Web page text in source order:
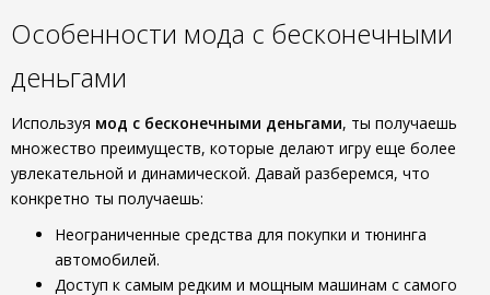
Особенности мода с бесконечными
деньгами
Используя мод с бесконечными деньгами, ты получаешь
множество преимуществ, которые делают игру еще более
увлекательной и динамической. Давай разберемся, что
конкретно ты получаешь:
Неограниченные средства для покупки и тюнинга
автомобилей.
Доступ к самым редким и мощным машинам с самого